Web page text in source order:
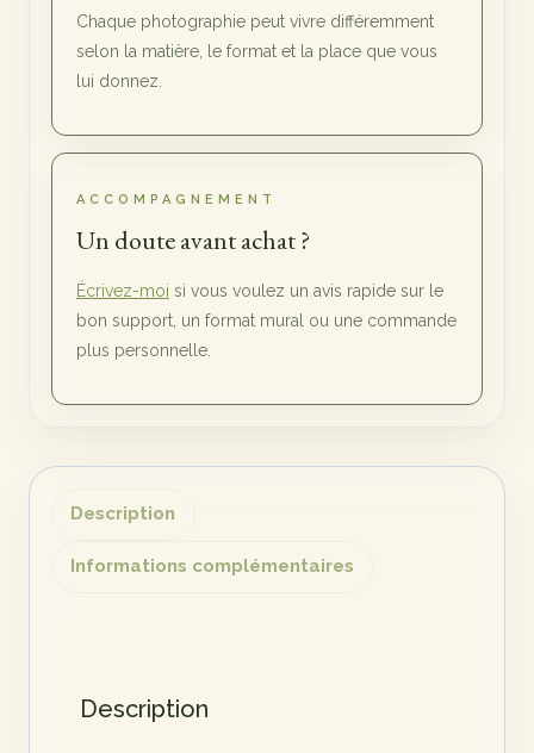
Chaque photographie peut vivre différemment
selon la matière, le format et la place que vous
lui donnez.
ACCOMPAGNEMENT
Un doute avant achat ?
Écrivez-moi si vous voulez un avis rapide sur le
bon support, un format mural ou une commande
plus personnelle.
Description
Informations complémentaires
Description